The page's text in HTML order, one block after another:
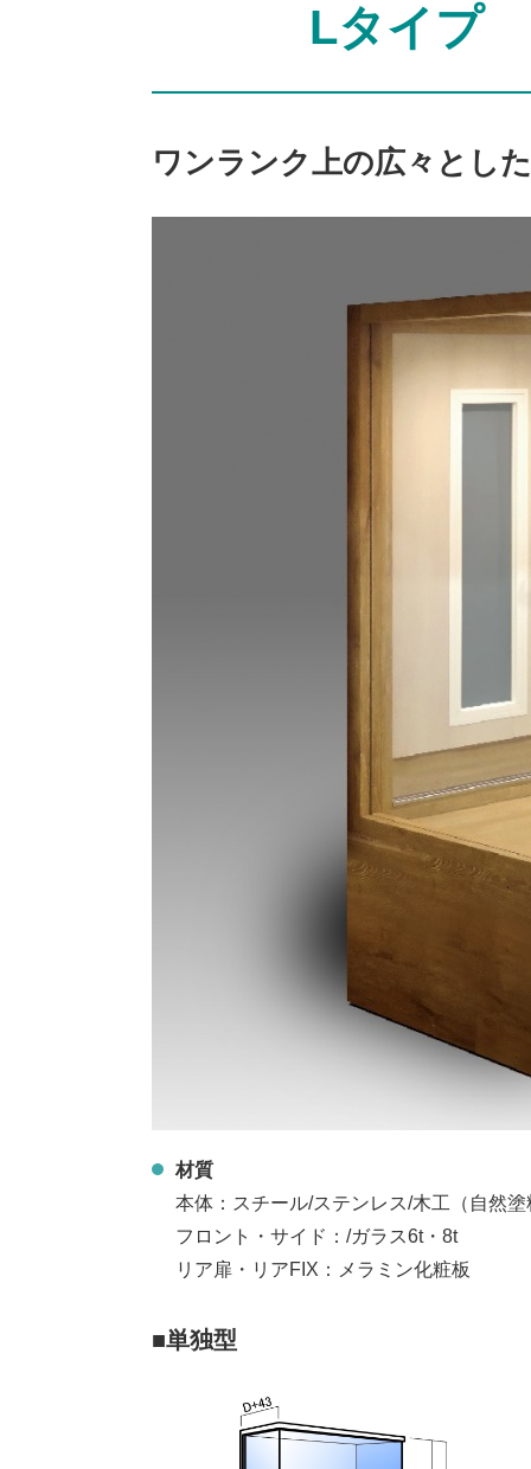
Lタイプ
ワンランク上の広々とし
材質
本体：スチール/ステンレス/木工（自然
フロント・サイド：/ガラス6t・8t
リア扉・リアFIX：メラミン化粧板
■単独型